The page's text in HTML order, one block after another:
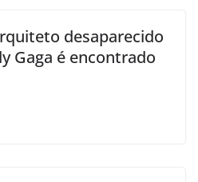
desaparecido
Gaga é encontrado